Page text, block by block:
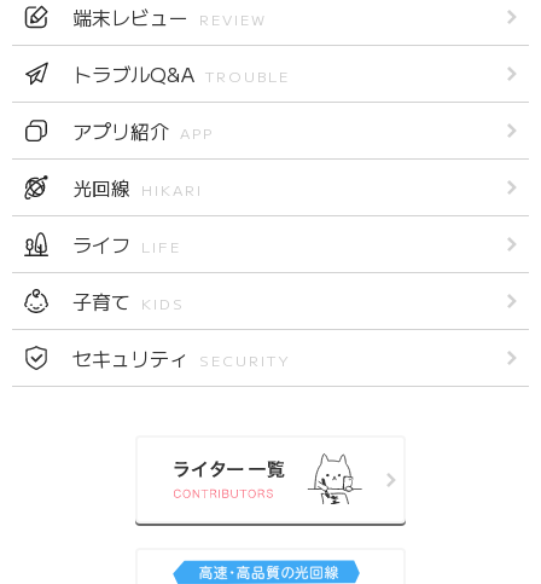
端末レビュー REVIEW
トラブルQ&A TROUBLE
アプリ紹介 APP
光回線 HIKARI
ライフ LIFE
子育て KIDS
セキュリティ SECURITY